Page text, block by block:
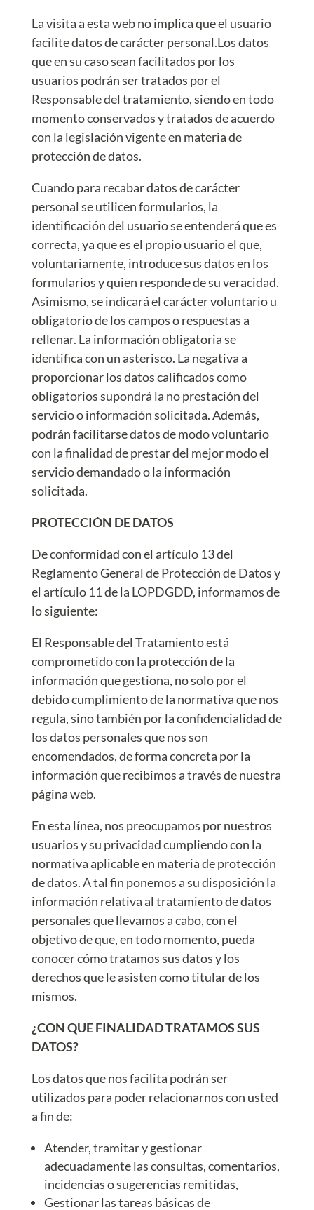
La visita a esta web no implica que el usuario
facilite datos de carácter personal.Los datos
que en su caso sean facilitados por los
usuarios podrán ser tratados por el
Responsable del tratamiento, siendo en todo
momento conservados y tratados de acuerdo
con la legislación vigente en materia de
protección de datos.
Cuando para recabar datos de carácter
personal se utilicen formularios, la
identificación del usuario se entenderá que es
correcta, ya que es el propio usuario el que,
voluntariamente, introduce sus datos en los
formularios y quien responde de su veracidad.
Asimismo, se indicará el carácter voluntario u
obligatorio de los campos o respuestas a
rellenar. La información obligatoria se
identifica con un asterisco. La negativa a
proporcionar los datos calificados como
obligatorios supondrá la no prestación del
servicio o información solicitada. Además,
podrán facilitarse datos de modo voluntario
con la finalidad de prestar del mejor modo el
servicio demandado o la información
solicitada.
PROTECCIÓN DE DATOS
De conformidad con el artículo 13 del
Reglamento General de Protección de Datos y
el artículo 11 de la LOPDGDD, informamos de
lo siguiente:
El Responsable del Tratamiento está
comprometido con la protección de la
información que gestiona, no solo por el
debido cumplimiento de la normativa que nos
regula, sino también por la confidencialidad de
los datos personales que nos son
encomendados, de forma concreta por la
información que recibimos a través de nuestra
página web.
En esta línea, nos preocupamos por nuestros
usuarios y su privacidad cumpliendo con la
normativa aplicable en materia de protección
de datos. A tal fin ponemos a su disposición la
información relativa al tratamiento de datos
personales que llevamos a cabo, con el
objetivo de que, en todo momento, pueda
conocer cómo tratamos sus datos y los
derechos que le asisten como titular de los
mismos.
¿CON QUE FINALIDAD TRATAMOS SUS
DATOS?
Los datos que nos facilita podrán ser
utilizados para poder relacionarnos con usted
a fin de:
Atender, tramitar y gestionar
adecuadamente las consultas, comentarios,
incidencias o sugerencias remitidas,
Gestionar las tareas básicas de